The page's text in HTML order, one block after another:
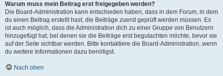
Warum muss mein Beitrag erst freigegeben werden?
Die Board-Administration kann entschieden haben, dass in dem Forum, in dem
du einen Beitrag erstellt hast, die Beiträge zuerst geprüft werden müssen. Es
ist auch möglich, dass die Administration dich zu einer Gruppe von Benutzern
hinzugefügt hat, bei denen sie die Beiträge erst begutachten möchte, bevor sie
auf der Seite sichtbar werden. Bitte kontaktiere die Board-Administration, wenn
du weitere Informationen dazu benötigst.
Nach oben